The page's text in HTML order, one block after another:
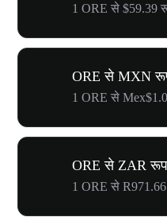
1 ORE से $59.39
ORE से MXN
1 ORE से
ORE से ZAR
1 ORE से